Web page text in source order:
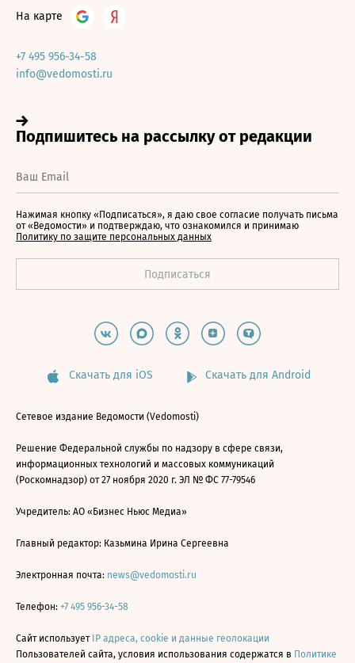
На карте
+7 495 956-34-58
info@vedomosti.ru
Нажимая кнопку «Подписаться», я даю свое согласие получать письма
от «Ведомости» и подтверждаю, что ознакомился и принимаю
Политику по защите персональных данных
Скачать для iOS Скачать для Android
Сетевое издание Ведомости (Vedomosti)
Решение Федеральной службы по надзору в сфере связи,
информационных технологий и массовых коммуникаций
(Роскомнадзор) от 27 ноября 2020 г. ЭЛ № ФС 77-79546
Учредитель: АО «Бизнес Ньюс Медиа»
Главный редактор: Казьмина Ирина Сергеевна
Электронная почта: news@vedomosti.ru
Телефон: +7 495 956-34-58
Сайт использует IP адреса, cookie и данные геолокации
Пользователей сайта, условия использования содержатся в Политике